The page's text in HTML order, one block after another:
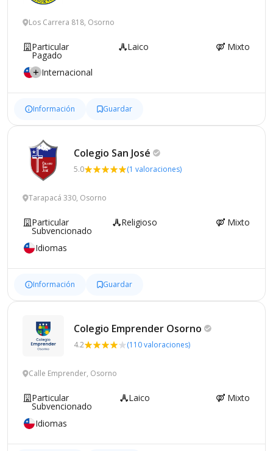
Los Carrera 818, Osorno
Particular
Pagado
Laico Mixto
Internacional
Información Guardar
Colegio San José
5.0 (1 valoraciones)
Tarapacá 330, Osorno
Particular
Subvencionado
Religioso Mixto
Idiomas
Información Guardar
Colegio Emprender Osorno
4.2 (110 valoraciones)
Calle Emprender, Osorno
Particular
Subvencionado
Laico Mixto
Idiomas